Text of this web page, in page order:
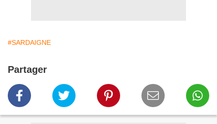
#SARDAIGNE
Partager